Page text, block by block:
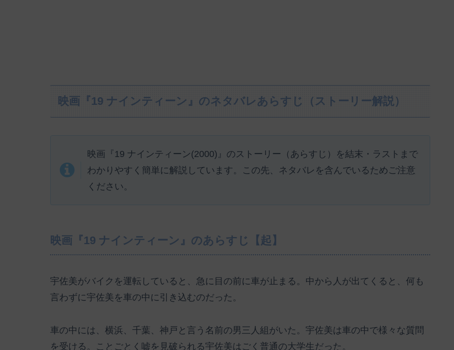
映画『19 ナインティーン』のネタバレあらすじ（ストーリー解説）
映画『19 ナインティーン(2000)』のストーリー（あらすじ）を結末・ラストまで
わかりやすく簡単に解説しています。この先、ネタバレを含んでいるためご注意
ください。
映画『19 ナインティーン』のあらすじ【起】
宇佐美がバイクを運転していると、急に目の前に車が止まる。中から人が出てくると、何も
言わずに宇佐美を車の中に引き込むのだった。
車の中には、横浜、千葉、神戸と言う名前の男三人組がいた。宇佐美は車の中で様々な質問
を受ける。ことごとく嘘を見破られる宇佐美はごく普通の大学生だった。